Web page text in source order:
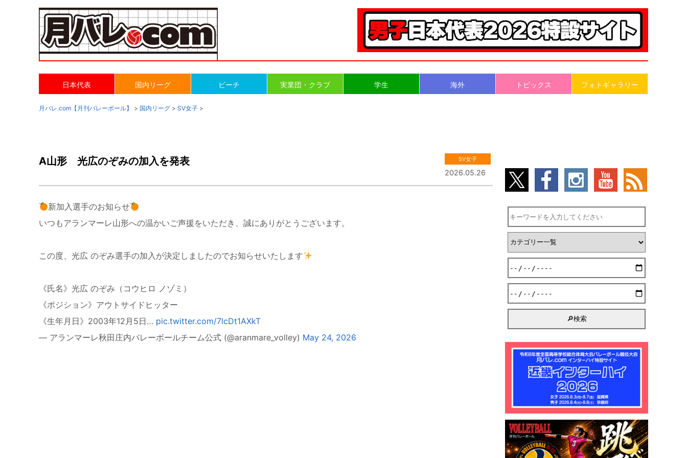
日本代表 国内リーグ ビーチ 実業団・クラブ 学生 海外 トピックス フォトギャラリー
月バレ.com【月刊バレーボール】 > 国内リーグ > SV女子 >
A山形 光広のぞみの加入を発表 SV女子
2026.05.26
新加入選手のお知らせ
いつもアランマーレ山形への温かいご声援をいただき、誠にありがとうございます。
この度、光広 のぞみ選手の加入が決定しましたのでお知らせいたします
《氏名》光広 のぞみ（コウヒロ ノゾミ）
《ポジション》アウトサイドヒッター
《生年月日》2003年12月5日… pic.twitter.com/7lcDt1AXkT
— アランマーレ秋田庄内バレーボールチーム公式 (@aranmare_volley) May 24, 2026